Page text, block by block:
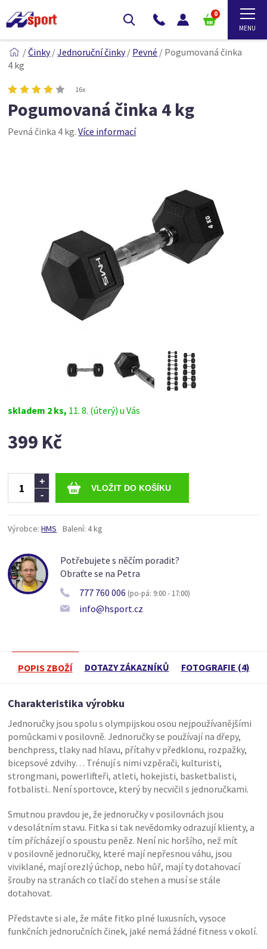
0
/Činky/Jednoruční činky/ Pevné / Pogumovaná činka
4 kg
16x
Pogumovaná činka 4 kg
Pevná činka 4 kg.Více informací
skladem 2 ks, 11. 8. (úterý) u Vás
399 Kč
-
+
Výrobce: HMS Balení: 4 kg
Potřebujete s něčím poradit?
Obraťte se na Petra
777 760 006 (po-pá: 9:00 - 17:00)
info@hsport.cz
POPIS ZBOŽÍ DOTAZY ZÁKAZNÍKŮ FOTOGRAFIE (4)
Charakteristika výrobku
Jednoručky jsou spolu s olympijskou osou nejpoužívanějšími
pomůckami v posilovně. Jednoručky se používají na dřepy,
benchpress, tlaky nad hlavu, přítahy v předklonu, rozpažky,
bicepsové zdvihy… Trénují s nimi vzpěrači, kulturisti,
strongmani, powerlifteři, atleti, hokejisti, basketbalisti,
fotbalisti.. Není sportovce, který by necvičil s jednoručkami.
Smutnou pravdou je, že jednoručky v posilovnách jsou
v desolátním stavu. Fitka si tak nevědomky odrazují klienty, a
tím přícházejí o spoustu peněz. Není nic horšího, než mít
v posilovně jednoručky, které mají nepřesnou váhu, jsou
viviklané, mají orezlý úchop, nebo hůř, mají ty dotahovací
šrouby na stranách co tlačí do stehen a musí se stále
dotahovat.
Představte si ale, že máte fitko plné luxusních, vysoce
funkčních jednoručních činek, jaké nemá žádné fitness v okolí.